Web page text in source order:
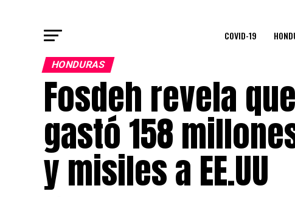
COVID-19
HONDURAS
Fosdeh revela
gastó 158
y misiles a EE.UU